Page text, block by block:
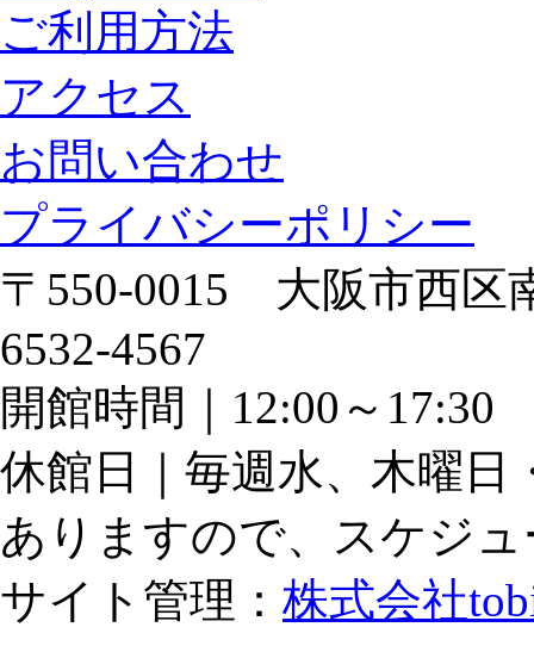
ご利用方法
アクセス
お問い合わせ
プライバシーポリシー
〒550-0015 大阪市西
6532-4567
開館時間｜12:00～
休館日｜毎週水、木曜日
ありますので、スケジ
サイト管理： 株式会社